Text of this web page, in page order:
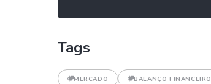
Tags
MERCADO BALANÇO FINANCEIRO